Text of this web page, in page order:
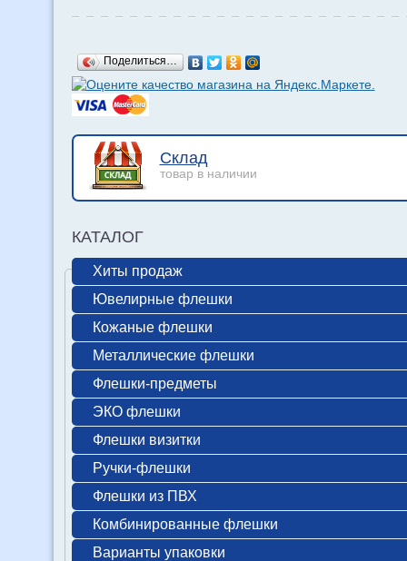
Поделиться…
Склад
товар в наличии
КАТАЛОГ
Хиты продаж
Ювелирные флешки
Кожаные флешки
Металлические флешки
Флешки-предметы
ЭКО флешки
Флешки визитки
Ручки-флешки
Флешки из ПВХ
Комбинированные флешки
Варианты упаковки